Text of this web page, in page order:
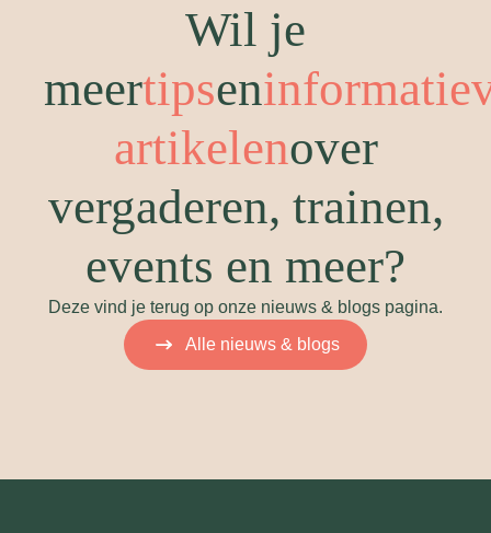
Wil je
meertipsen
artikelenover
vergaderen, trainen,
events en meer?
Deze vind je terug op onze nieuws & blogs pagina.
Alle nieuws & blogs